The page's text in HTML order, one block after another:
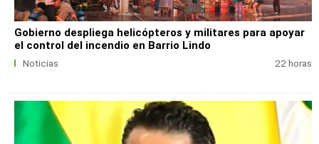
Gobierno despliega helicópteros y militares para apoyar
el control del incendio en Barrio Lindo
Noticias 22 horas